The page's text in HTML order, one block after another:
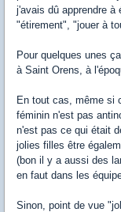
j'avais dû apprendre à
"étirement", "jouer à
Pour quelques unes
à Saint Orens, à
En tout cas, même si
féminin n'est pas
n'est pas ce qui était
jolies filles être
(bon il y a aussi des
en faut dans les
Sinon, point de vue